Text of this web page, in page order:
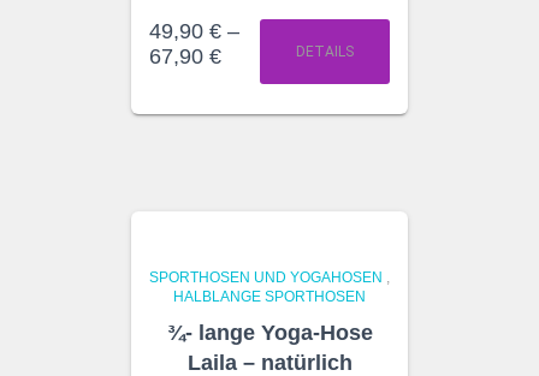
49,90 € –
67,90 € DETAILS
SPORTHOSEN UND YOGAHOSEN ,
HALBLANGE SPORTHOSEN
¾- lange Yoga-Hose
Laila – natürlich